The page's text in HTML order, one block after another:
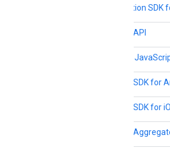
Navigation SDK
Places API
Places-
Places SDK for
Places SDK for
Places